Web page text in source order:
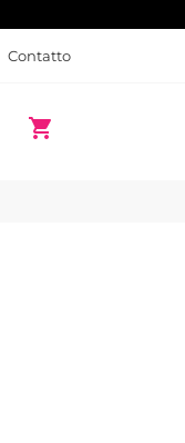
Contatto
shopping_cart
Carrello